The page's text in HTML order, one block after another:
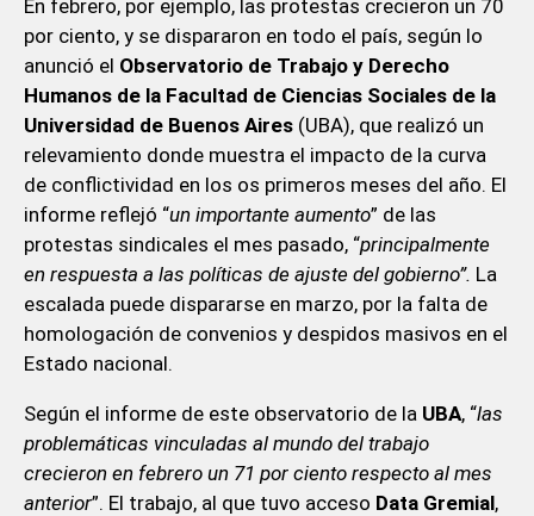
En febrero, por ejemplo, las protestas crecieron un 70
por ciento, y se dispararon en todo el país, según lo
anunció el Observatorio de Trabajo y Derecho
Humanos de la Facultad de Ciencias Sociales de la
Universidad de Buenos Aires(UBA), que realizó un
relevamiento donde muestra el impacto de la curva
de conflictividad en los os primeros meses del año. El
informe reflejó “un importante aumento” de las
protestas sindicales el mes pasado, “principalmente
en respuesta a las políticas de ajuste del gobierno”. La
escalada puede dispararse en marzo, por la falta de
homologación de convenios y despidos masivos en el
Estado nacional.
Según el informe de este observatorio de la UBA, “las
problemáticas vinculadas al mundo del trabajo
crecieron en febrero un 71 por ciento respecto al mes
anterior”. El trabajo, al que tuvo acceso Data Gremial,